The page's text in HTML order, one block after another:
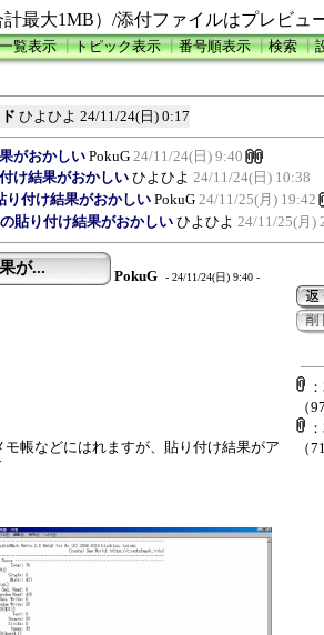
最大1MB）/添付ファイルはプレビュ
一覧表示┃トピック表示┃番号順表示┃検索┃
ひよひよ 24/11/24(日) 0:17
がおかしい PokuG 24/11/24(日) 9:40
け結果がおかしい ひよひよ 24/11/24(日) 10:38
り付け結果がおかしい PokuG 24/11/25(月) 19:42
貼り付け結果がおかしいひよひよ 24/11/25(月)
が... PokuG - 24/11/24(日) 9:40 -
帳などにはれますが、貼り付け結果がア
（
（